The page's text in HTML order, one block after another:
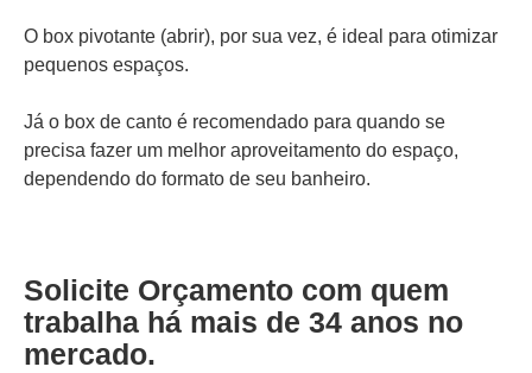
O box pivotante (abrir), por sua vez, é ideal para otimizar
pequenos espaços.
Já o box de canto é recomendado para quando se
precisa fazer um melhor aproveitamento do espaço,
dependendo do formato de seu banheiro.
Solicite Orçamento com quem
trabalha há mais de 34 anos no
mercado.